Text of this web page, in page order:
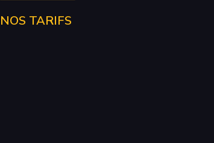
NOS TARIFS